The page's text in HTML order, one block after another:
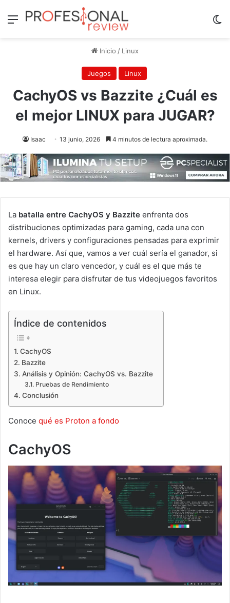
Menú
Inicio / Linux
Juegos Linux
CachyOS vs Bazzite ¿Cuál es
el mejor LINUX para JUGAR?
Isaac 13 junio, 2026 4 minutos de lectura aproximada.
La batalla entre CachyOS y Bazzite enfrenta dos
distribuciones optimizadas para gaming, cada una con
kernels, drivers y configuraciones pensadas para exprimir
el hardware. Así que, vamos a ver cuál sería el ganador, si
es que hay un claro vencedor, y cuál es el que más te
interesa elegir para disfrutar de tus videojuegos favoritos
en Linux.
Índice de contenidos
CachyOS
Bazzite
Análisis y Opinión: CachyOS vs. Bazzite
Pruebas de Rendimiento
Conclusión
Conoce qué es Proton a fondo
CachyOS